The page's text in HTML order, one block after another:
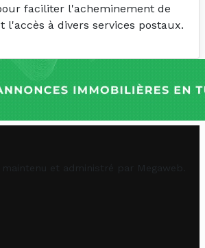
faciliter l'acheminement de
l'accès à divers services postaux.
et administré par Megaweb